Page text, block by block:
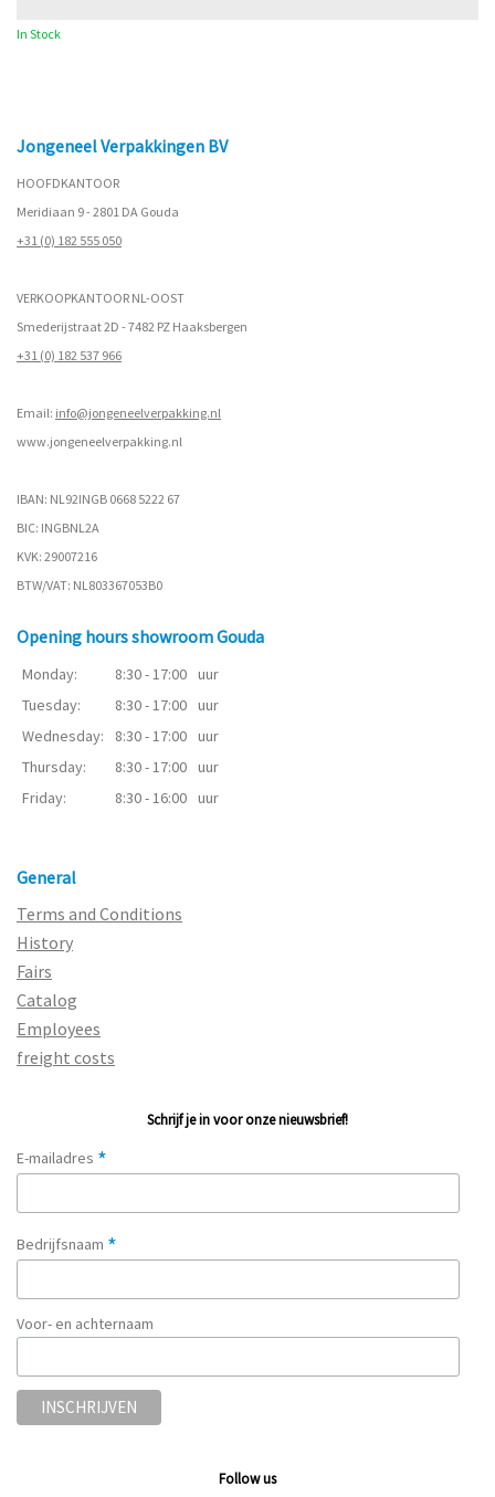
In Stock
Jongeneel Verpakkingen BV
HOOFDKANTOOR
Meridiaan 9 - 2801 DA Gouda
+31 (0) 182 555 050
VERKOOPKANTOOR NL-OOST
Smederijstraat 2D - 7482 PZ Haaksbergen
+31 (0) 182 537 966
Email: info@jongeneelverpakking.nl
www.jongeneelverpakking.nl
IBAN: NL92INGB 0668 5222 67
BIC: INGBNL2A
KVK: 29007216
BTW/VAT: NL803367053B0
Opening hours showroom Gouda
Monday: 8:30 - 17:00 uur
Tuesday:
8:30 - 17:00 uur
Wednesday:
8:30 - 17:00 uur
Thursday:
8:30 - 17:00 uur
Friday:
8:30 - 16:00 uur
General
Terms and Conditions
History
Fairs
Catalog
Employees
freight costs
Schrijf je in voor onze nieuwsbrief!
E-mailadres *
Bedrijfsnaam *
Voor- en achternaam
Follow us